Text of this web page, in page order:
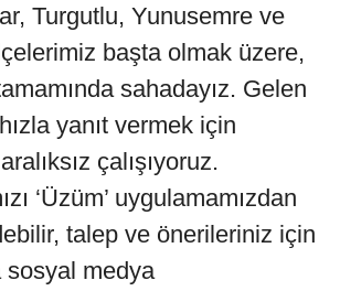
Turgutlu, Yunusemre ve
başta olmak üzere,
sahadayız. Gelen
yanıt vermek için
çalışıyoruz.
‘Üzüm’ uygulamamızdan
talep ve önerileriniz için
medya